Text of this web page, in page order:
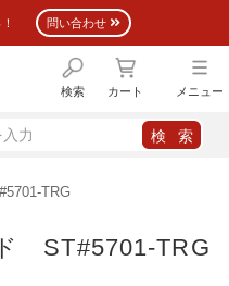
問い合わせ
検索 カート メニュー
TRG
ST#5701-TRG